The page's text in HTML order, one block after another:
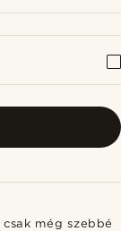
még szebbé